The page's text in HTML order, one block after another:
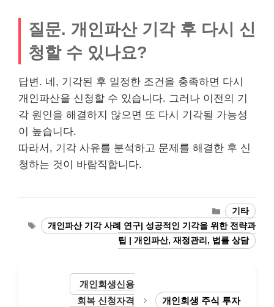
질문. 개인파산 기각 후 다시 신
청할 수 있나요?
답변. 네, 기각된 후 일정한 조건을 충족하면 다시
개인파산을 신청할 수 있습니다. 그러나 이전의 기
각 원인을 해결하지 않으면 또 다시 기각될 가능성
이 높습니다.
따라서, 기각 사유를 분석하고 문제를 해결한 후 신
청하는 것이 바람직합니다.
Categories
기타
Tags
개인파산 기각 사례 연구| 성공적인 기각을 위한 전략과
팁 | 개인파산, 재정관리, 법률 상담
개인회생신용
회복 신청자격
개인회생 주식 투자